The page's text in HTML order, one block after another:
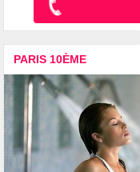
PARIS 10ÈME